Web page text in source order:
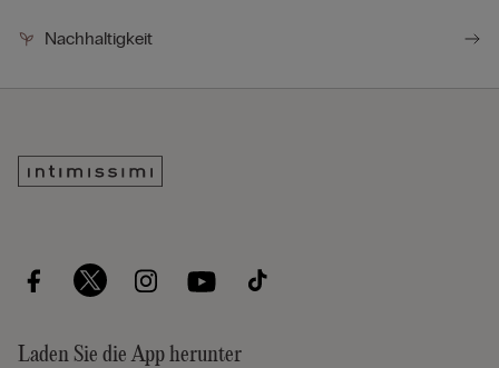
Nachhaltigkeit
Laden Sie die App herunter